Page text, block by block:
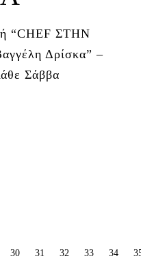
“CHEF ΣΤΗΝ
Δρίσκα” –
Σάββα
30 31 32 33 34